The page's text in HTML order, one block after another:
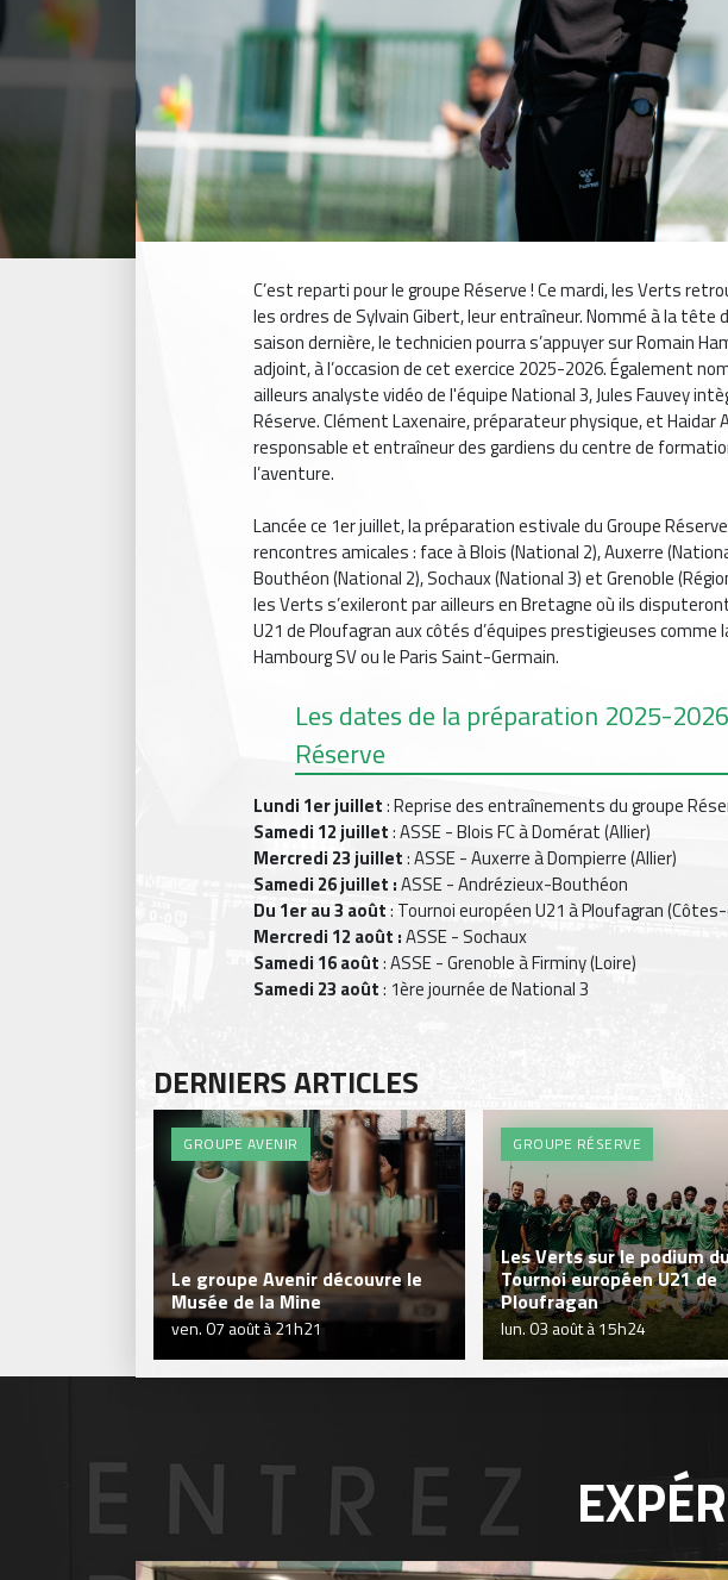
C’est reparti pour le groupe Réserve ! Ce mardi, les Verts
les ordres de Sylvain Gibert, leur entraîneur. Nommé à la tête
saison dernière, le technicien pourra s’appuyer sur Romain
adjoint, à l’occasion de cet exercice 2025-2026. Également
ailleurs analyste vidéo de l'équipe National 3, Jules Fauvey
Réserve. Clément Laxenaire, préparateur physique, et Haidar
responsable et entraîneur des gardiens du centre de
l’aventure.
Lancée ce 1er juillet, la préparation estivale du Groupe
rencontres amicales : face à Blois (National 2), Auxerre
Bouthéon (National 2), Sochaux (National 3) et Grenoble
les Verts s’exileront par ailleurs en Bretagne où ils
U21 de Ploufagran aux côtés d’équipes prestigieuses comme
Hambourg SV ou le Paris Saint-Germain.
Les dates de la préparation 2025-
Réserve
Lundi 1er juillet: Reprise des entraînements du groupe
Samedi 12 juillet: ASSE - Blois FC à Domérat (Allier)
Mercredi 23 juillet: ASSE - Auxerre à Dompierre (Allier)
Samedi 26 juillet :ASSE - Andrézieux-Bouthéon
Du 1er au 3 août: Tournoi européen U21 à Ploufagran
Mercredi 12 août :ASSE - Sochaux
Samedi 16 août: ASSE - Grenoble à Firminy (Loire)
Samedi 23 août: 1ère journée de National 3
DERNIERS ARTICLES
GROUPE AVENIR
Le groupe Avenir découvre le
Musée de la Mine
ven. 07 août à 21h21
GROUPE RÉSERVE
Les Verts sur le podium
Tournoi européen U21 de
Ploufragan
lun. 03 août à 15h24